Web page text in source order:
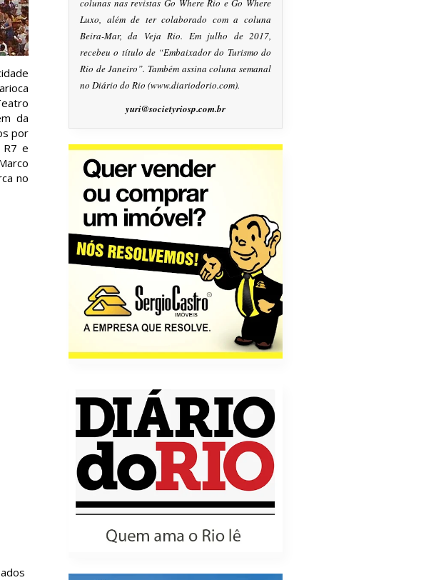
da
por
R7 e
no
colunas nas revistas Go Where Rio e Go Where
Luxo, além de ter colaborado com a coluna
Beira-Mar, da Veja Rio. Em julho de 2017,
recebeu o título de “Embaixador do Turismo do
Rio de Janeiro”. Também assina coluna semanal
no Diário do Rio (www.diariodorio.com).
yuri@societyriosp.com.br